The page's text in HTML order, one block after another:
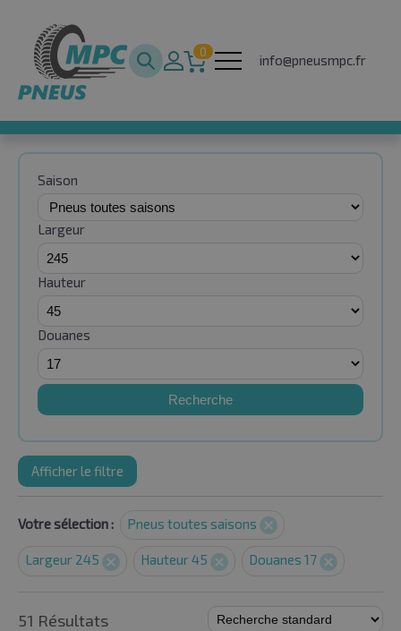
0
info@pneusmpc.fr
Saison
Largeur
Hauteur
Douanes
Recherche
Afficher le filtre
Votre sélection : Pneus toutes saisons
Largeur 245 Hauteur 45 Douanes 17
51 Résultats